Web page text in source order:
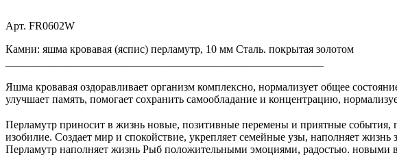
Арт. FR0602W
Камни: яшма кровавая (яспис) перламутр, 10 мм Сталь. покрытая золотом
Яшма кровавая оздоравливает организм комплексно, нормализует общее
улучшает память, помогает сохранить самообладание и концентрацию,
Перламутр приносит в жизнь новые, позитивные перемены и приятные события,
изобилие. Создает мир и спокойствие, укрепляет семейные узы, наполняет жизнь
Перламутр наполняет жизнь Рыб положительными эмоциями, радостью. новыми